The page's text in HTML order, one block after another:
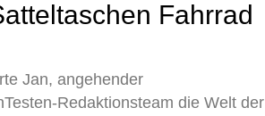
Jan, angehender
Redaktionsteam die Welt der